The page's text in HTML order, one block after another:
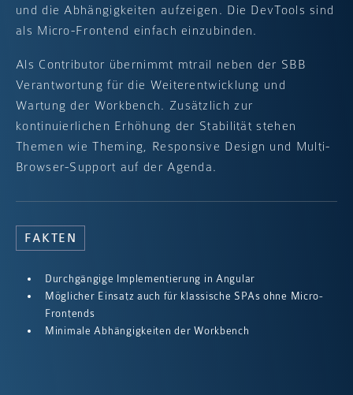
und die Abhängigkeiten aufzeigen. Die DevTools sind
als Micro-Frontend einfach einzubinden.
Als Contributor übernimmt mtrail neben der SBB
Verantwortung für die Weiterentwicklung und
Wartung der Workbench. Zusätzlich zur
kontinuierlichen Erhöhung der Stabilität stehen
Themen wie Theming, Responsive Design und Multi-
Browser-Support auf der Agenda.
FAKTEN
Durchgängige Implementierung in Angular
Möglicher Einsatz auch für klassische SPAs ohne Micro-
Frontends
Minimale Abhängigkeiten der Workbench